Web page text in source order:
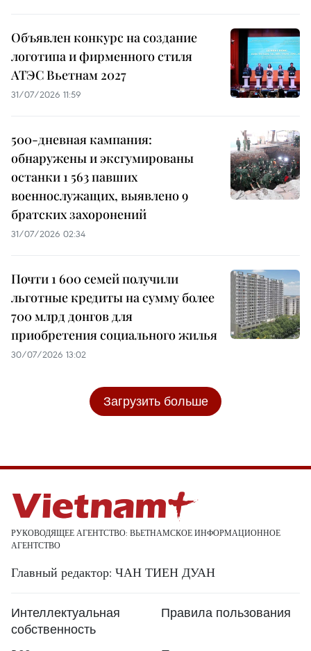
Объявлен конкурс на создание
логотипа и фирменного стиля
АТЭС Вьетнам 2027
31/07/2026 11:59
500-дневная кампания:
обнаружены и эксгумированы
останки 1 563 павших
военнослужащих, выявлено 9
братских захоронений
31/07/2026 02:34
Почти 1 600 семей получили
льготные кредиты на сумму более
700 млрд донгов для
приобретения социального жилья
30/07/2026 13:02
Загрузить больше
РУКОВОДЯЩЕЕ АГЕНТСТВО: ВЬЕТНАМСКОЕ ИНФОРМАЦИОННОЕ
АГЕНТСТВО
Главный редактор: ЧАН ТИЕН ДУАН
Интеллектуальная
собственность
Правила пользования